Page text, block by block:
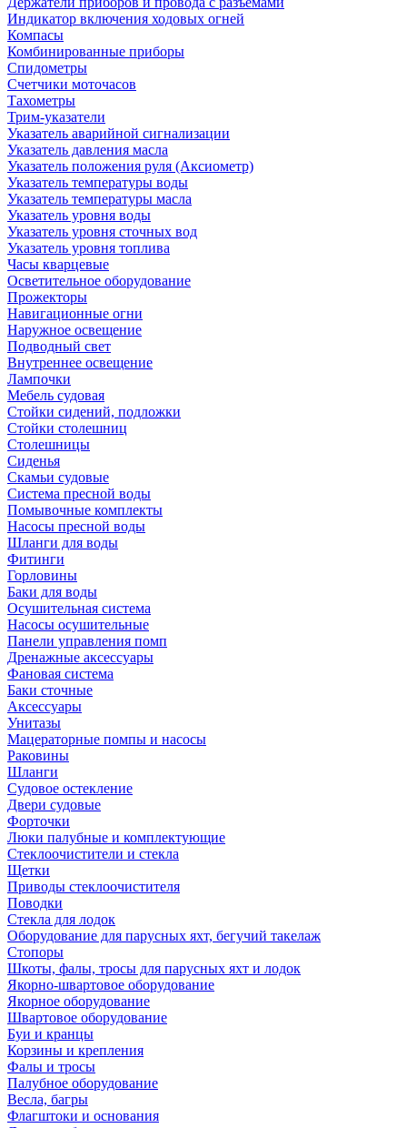
Индикатор включения ходовых огней
Компасы
Комбинированные приборы
Спидометры
Счетчики моточасов
Тахометры
Трим-указатели
Указатель аварийной сигнализации
Указатель давления масла
Указатель положения руля (Аксиометр)
Указатель температуры воды
Указатель температуры масла
Указатель уровня воды
Указатель уровня сточных вод
Указатель уровня топлива
Часы кварцевые
Осветительное оборудование
Прожекторы
Навигационные огни
Наружное освещение
Подводный свет
Внутреннее освещение
Лампочки
Мебель судовая
Стойки сидений, подложки
Стойки столешниц
Столешницы
Сиденья
Скамьи судовые
Система пресной воды
Помывочные комплекты
Насосы пресной воды
Шланги для воды
Фитинги
Горловины
Баки для воды
Осушительная система
Насосы осушительные
Панели управления помп
Дренажные аксессуары
Фановая система
Баки сточные
Аксессуары
Унитазы
Мацераторные помпы и насосы
Раковины
Шланги
Судовое остекление
Двери судовые
Форточки
Люки палубные и комплектующие
Стеклоочистители и стекла
Щетки
Приводы стеклоочистителя
Поводки
Стекла для лодок
Оборудование для парусных яхт, бегучий такелаж
Стопоры
Шкоты, фалы, тросы для парусных яхт и лодок
Якорно-швартовое оборудование
Якорное оборудование
Швартовое оборудование
Буи и кранцы
Корзины и крепления
Фалы и тросы
Палубное оборудование
Весла, багры
Флагштоки и основания